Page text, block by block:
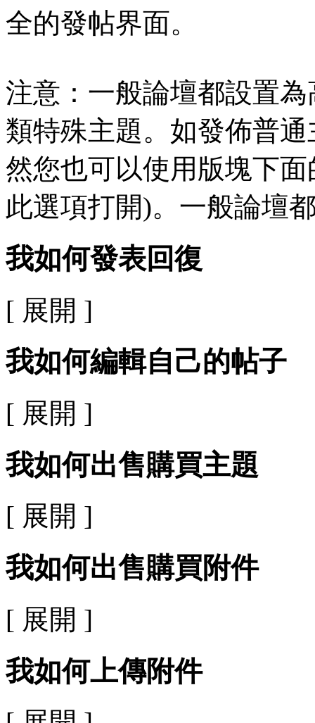
全的發帖界面。
注意：一般論壇都設置
類特殊主題。如發佈普
然您也可以使用版塊下
此選項打開)。一般論壇
我如何發表回復
[ 展開 ]
我如何編輯自己的帖子
[ 展開 ]
我如何出售購買主題
[ 展開 ]
我如何出售購買附件
[ 展開 ]
我如何上傳附件